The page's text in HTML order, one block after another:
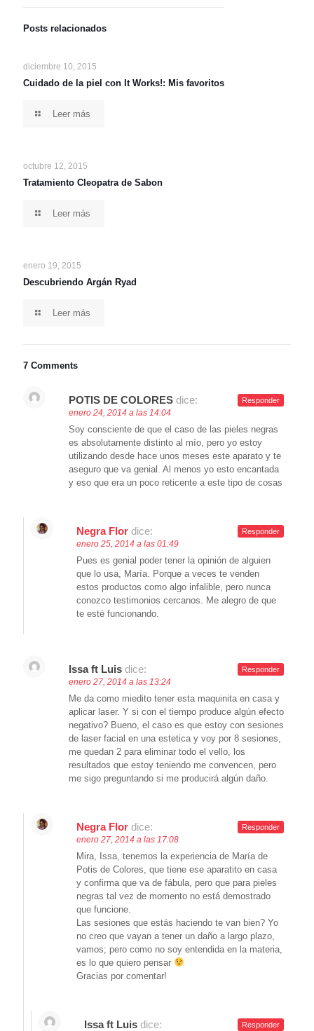
Posts relacionados
diciembre 10, 2015
Cuidado de la piel con It Works!: Mis favoritos
Leer más
octubre 12, 2015
Tratamiento Cleopatra de Sabon
Leer más
enero 19, 2015
Descubriendo Argán Ryad
Leer más
7 Comments
POTIS DE COLORES dice:
enero 24, 2014 a las 14:04
Soy consciente de que el caso de las pieles negras
es absolutamente distinto al mío, pero yo estoy
utilizando desde hace unos meses este aparato y te
aseguro que va genial. Al menos yo esto encantada
y eso que era un poco reticente a este tipo de cosas
Responder
Negra Flor dice:
enero 25, 2014 a las 01:49
Pues es genial poder tener la opinión de alguien
que lo usa, María. Porque a veces te venden
estos productos como algo infalible, pero nunca
conozco testimonios cercanos. Me alegro de que
te esté funcionando.
Responder
Issa ft Luis dice:
enero 27, 2014 a las 13:24
Me da como miedito tener esta maquinita en casa y
aplicar laser. Y si con el tiempo produce algún efecto
negativo? Bueno, el caso es que estoy con sesiones
de laser facial en una estetica y voy por 8 sesiones,
me quedan 2 para eliminar todo el vello, los
resultados que estoy teniendo me convencen, pero
me sigo preguntando si me producirá algún daño.
Responder
Negra Flor dice:
enero 27, 2014 a las 17:08
Mira, Issa, tenemos la experiencia de María de
Potis de Colores, que tiene ese aparatito en casa
y confirma que va de fábula, pero que para pieles
negras tal vez de momento no está demostrado
que funcione.
Las sesiones que estás haciendo te van bien? Yo
no creo que vayan a tener un daño a largo plazo,
vamos; pero como no soy entendida en la materia,
es lo que quiero pensar
Gracias por comentar!
Responder
Issa ft Luis dice: Responder